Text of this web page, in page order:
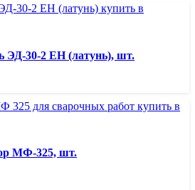
ЭД-30-2 ЕН (латунь), шт.
МФ-325, шт.